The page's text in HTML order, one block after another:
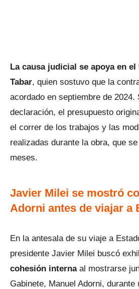
La causa judicial se apoya en
Tabar, quien sostuvo que la
acordado en septiembre de 2024.
declaración, el presupuesto
el correr de los trabajos y las
realizadas durante la obra, que
meses.
Javier Milei se mostró
Adorni antes de viajar a
En la antesala de su viaje a
presidente Javier Milei buscó
cohesión interna al mostrarse
Gabinete, Manuel Adorni, durante